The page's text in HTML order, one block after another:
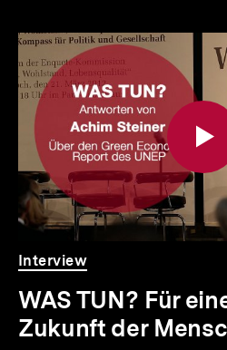
Video
Dauer
13
Min.
Interview
WAS TUN? Für
Zukunft der